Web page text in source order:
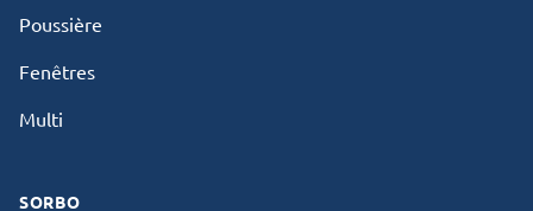
Poussière
Fenêtres
Multi
SORBO